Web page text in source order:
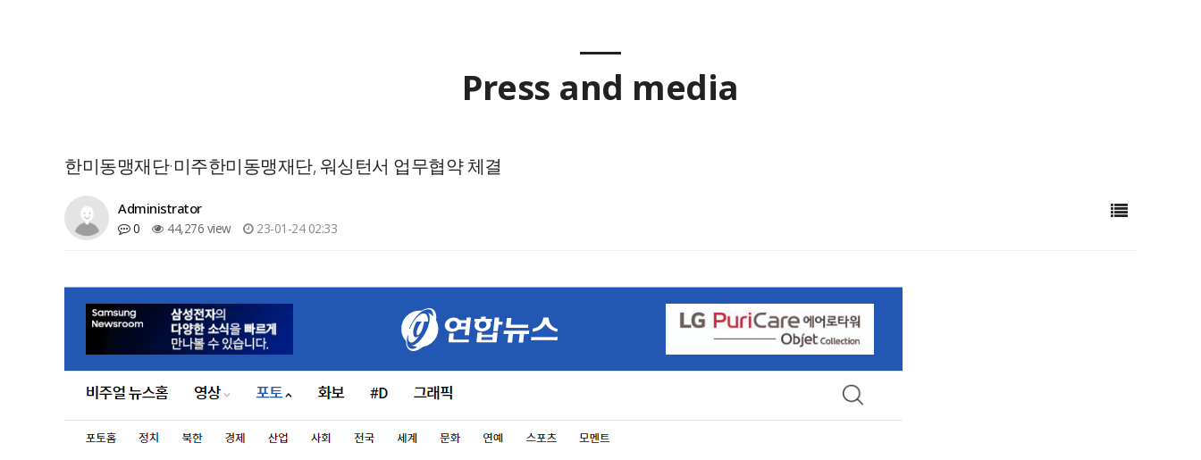
Press and media
한미동맹재단·미주한미동맹재단, 워싱턴서 업무협약 체결
Administrator
0 44,276 view 23-01-24 02:33